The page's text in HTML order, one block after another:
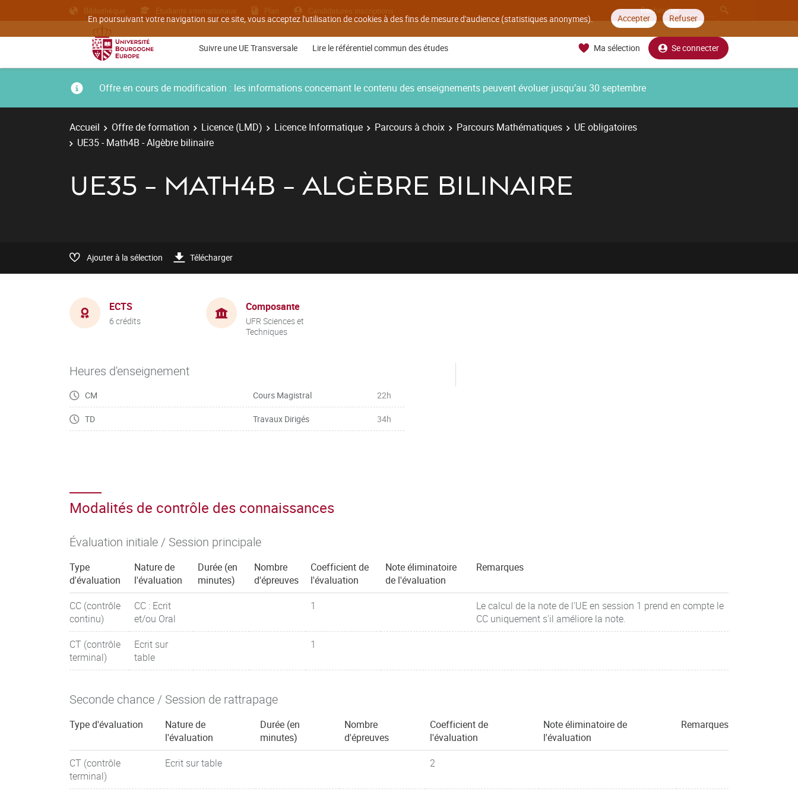
En poursuivant votre navigation sur ce site, vous acceptez l'utilisation de cookies à des fins de mesure d'audience (statistiques anonymes). Accepter Refuser
Bibliothèque Etudiants internationaux Plan Candidatures inscriptions
Suivre une UE Transversale Lire le référentiel commun des études Ma sélection Se connecter
Offre en cours de modification : les informations concernant le contenu des enseignements peuvent évoluer jusqu’au 30 septembre
Accueil Offre de formation Licence (LMD) Licence Informatique Parcours à choix Parcours Mathématiques
UE obligatoires
UE35 - Math4B - Algèbre bilinaire
UE35 - MATH4B - ALGÈBRE BILINAIRE
Ajouter à la sélection Télécharger
ECTS
6 crédits
Composante
UFR Sciences et
Techniques
Heures d'enseignement
CM Cours Magistral 22h
TD Travaux Dirigés 34h
Modalités de contrôle des connaissances
Évaluation initiale / Session principale
Type
d'évaluation
Nature de
l'évaluation
Durée (en
minutes)
Nombre
d'épreuves
Coefficient de
l'évaluation
Note éliminatoire
de l'évaluation
Remarques
CC (contrôle
continu)
CC : Ecrit
et/ou Oral
1
Le calcul de la note de l'UE en session 1 prend en compte le
CC uniquement s'il améliore la note.
CT (contrôle
terminal)
Ecrit sur
table
1
Seconde chance / Session de rattrapage
Type d'évaluation
Nature de
l'évaluation
Durée (en
minutes)
Nombre
d'épreuves
Coefficient de
l'évaluation
Note éliminatoire de
l'évaluation
Remarques
CT (contrôle
terminal)
Ecrit sur table 2